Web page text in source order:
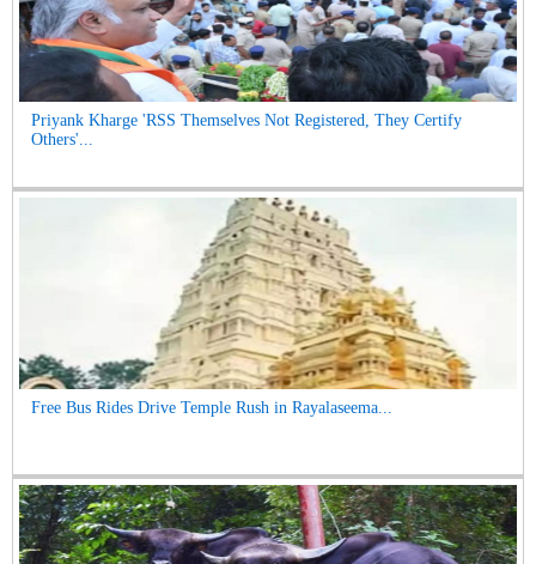
Priyank Kharge 'RSS Themselves Not Registered, They Certify
Others'...
Free Bus Rides Drive Temple Rush in Rayalaseema...